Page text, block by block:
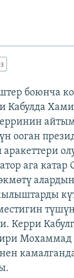
боюнча
ооган
ага катар
алардын
Керри
Мохаммад